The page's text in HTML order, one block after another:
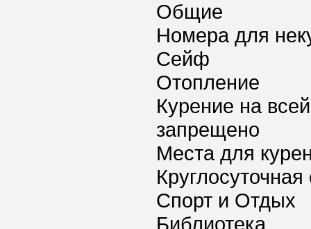
Общие
Номера для
Сейф
Отопление
Курение на
запрещено
Места для
Спорт и Отдых
Библиотека